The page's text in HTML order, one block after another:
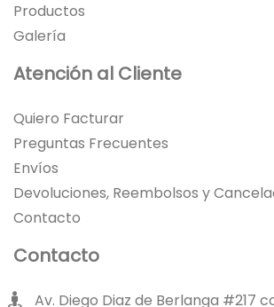
Productos
Galería
Atención al Cliente
Quiero Facturar
Preguntas Frecuentes
Envíos
Devoluciones, Reembolsos y
Contacto
Contacto
Av. Diego Diaz de Berlanga #217